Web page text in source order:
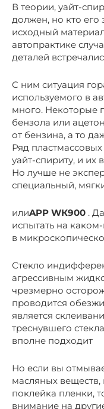
В теории, уайт-
должен, но кто его
исходный
автопрактике
деталей
С ним ситуация
используемого в
много. Некоторые
бензола или
от бензина, а то
Ряд
уайт-спириту, и
Но лучше не
специальный,
илиAPP WК900 .
испытать на
в
Стекло
агрессивным
чрезмерно
проводится
является
треснувшего
вполне подходит
Но если вы
масляных
поклейка пленки,
внимание на